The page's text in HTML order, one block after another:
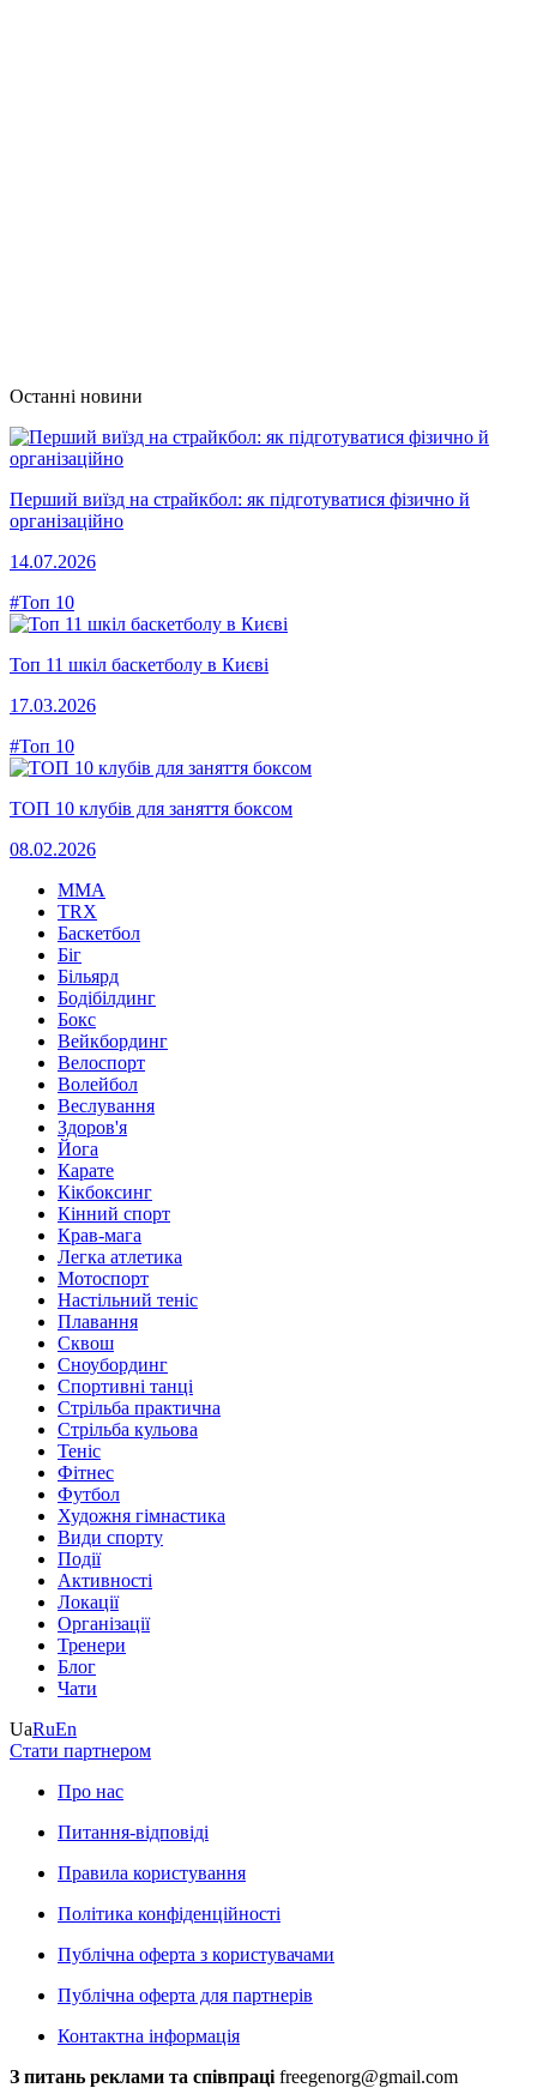
Останні новини
Перший виїзд на страйкбол: як підготуватися фізично й
організаційно
14.07.2026
#Топ 10
Топ 11 шкіл баскетболу в Києві
17.03.2026
#Топ 10
ТОП 10 клубів для заняття боксом
08.02.2026
MMA
TRX
Баскетбол
Біг
Більярд
Бодібілдинг
Бокс
Вейкбординг
Велоспорт
Волейбол
Веслування
Здоров'я
Йога
Карате
Кікбоксинг
Кінний спорт
Крав-мага
Легка атлетика
Мотоспорт
Настільний теніс
Плавання
Сквош
Сноубординг
Спортивні танці
Стрільба практична
Стрільба кульова
Теніс
Фітнес
Футбол
Художня гімнастика
Види спорту
Події
Активності
Локації
Організації
Тренери
Блог
Чати
UaRuEn
Стати партнером
Про нас
Питання-відповіді
Правила користування
Політика конфіденційності
Публічна оферта з користувачами
Публічна оферта для партнерів
Контактна інформація
З питань реклами та співпраці freegenorg@gmail.com